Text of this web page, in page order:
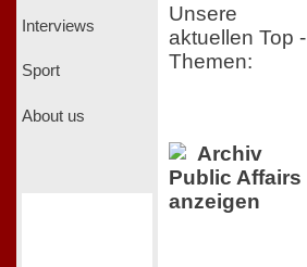
Interviews
Sport
About us
Unsere
aktuellen Top -
Themen:
Archiv
Public Affairs
anzeigen